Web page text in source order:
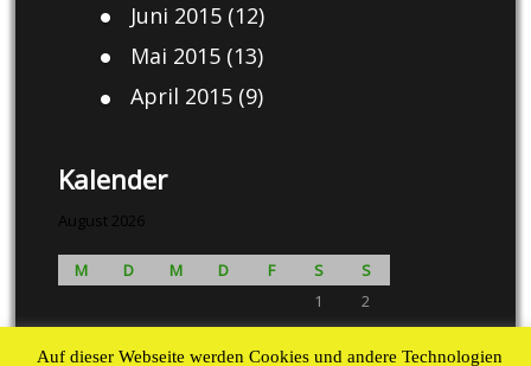
Juni 2015(12)
Mai 2015(13)
April 2015(9)
Kalender
August 2026
M D M D F S
S
1
2
3
4 5 6 7 8
9
Auf dieser Webseite werden Cookies und andere Technologien